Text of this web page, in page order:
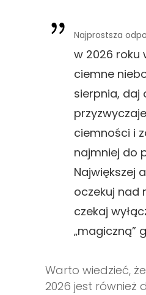
Najprostsza
w 2026 roku
ciemne
sierpnia, daj
ciemności i
najmniej do
Największej
oczekuj nad
czekaj
„magiczną”
Warto wiedzieć,
2026 jest również